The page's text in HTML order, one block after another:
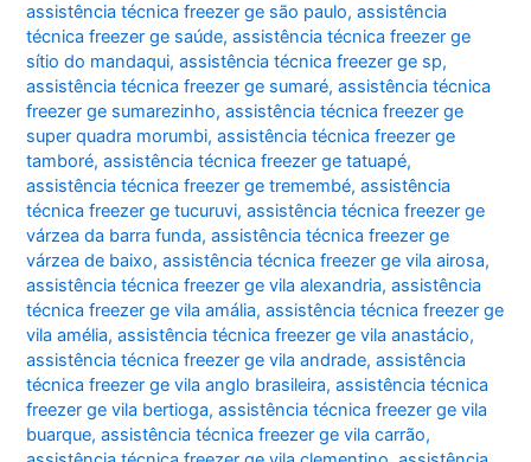
assistência técnica freezer ge são paulo,assistência
técnica freezer ge saúde,assistência técnica freezer ge
sítio do mandaqui,assistência técnica freezer ge sp,
assistência técnica freezer ge sumaré,assistência técnica
freezer ge sumarezinho,assistência técnica freezer ge
super quadra morumbi,assistência técnica freezer ge
tamboré,assistência técnica freezer ge tatuapé,
assistência técnica freezer ge tremembé,assistência
técnica freezer ge tucuruvi,assistência técnica freezer ge
várzea da barra funda,assistência técnica freezer ge
várzea de baixo,assistência técnica freezer ge vila airosa,
assistência técnica freezer ge vila alexandria,assistência
técnica freezer ge vila amália,assistência técnica freezer ge
vila amélia,assistência técnica freezer ge vila anastácio,
assistência técnica freezer ge vila andrade,assistência
técnica freezer ge vila anglo brasileira,assistência técnica
freezer ge vila bertioga,assistência técnica freezer ge vila
buarque,assistência técnica freezer ge vila carrão,